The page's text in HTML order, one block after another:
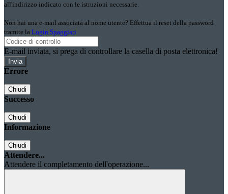
all'indirizzo indicato con le istruzioni necessarie.
Non hai una e-mail associata al nome utente? Effettua il reset della password
tramite la Login Spaggiari
E-mail inviata, si prega di controllare la casella di posta elettronica!
Errore
Chiudi
Successo
Chiudi
Informazione
Chiudi
Attendere...
Attendere il completamento dell'operazione...